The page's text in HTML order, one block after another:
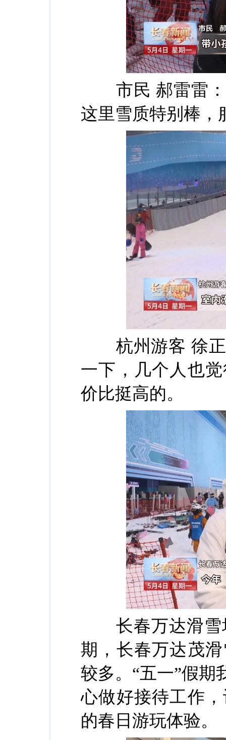
市民 郝雷雷：
这里雪质特别棒，
杭州游客 徐正
一下，几个人也
价比挺高的。
长春万达滑雪
期，长春万达茂
较多。“五一”假期
心做好接待工作
的春日游玩体验。